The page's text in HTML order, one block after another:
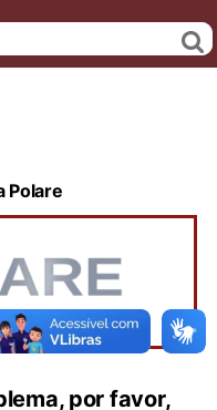
Canais
Polare
por favor,